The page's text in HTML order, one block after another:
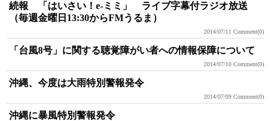
続報 「はいさい！e-ミミ」 ライブ字幕付ラジオ放送
（毎週金曜日13:30からFMうるま）
2014/07/11 Comment(0)
「台風8号」に関する聴覚障がい者への情報保障について
2014/07/10 Comment(0)
沖縄、今度は大雨特別警報発令
2014/07/09 Comment(0)
沖縄に暴風特別警報発令